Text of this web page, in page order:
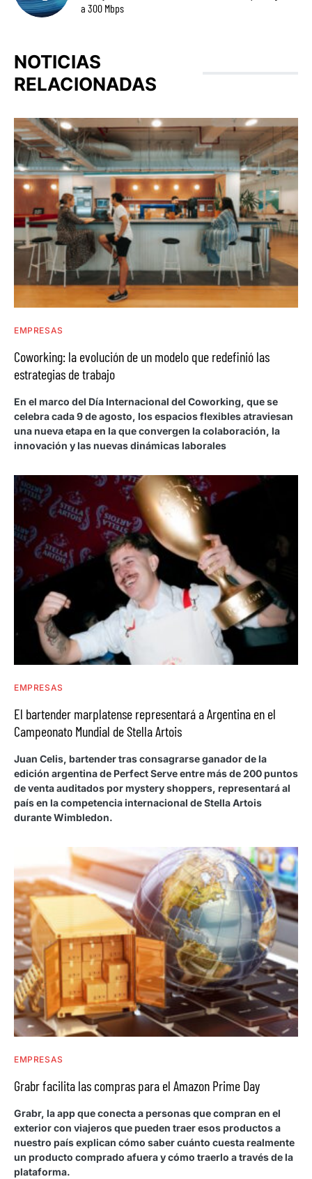
a 300 Mbps
NOTICIAS
RELACIONADAS
EMPRESAS
Coworking: la evolución de un modelo que redefinió las
estrategias de trabajo
En el marco del Día Internacional del Coworking, que se
celebra cada 9 de agosto, los espacios flexibles atraviesan
una nueva etapa en la que convergen la colaboración, la
innovación y las nuevas dinámicas laborales
EMPRESAS
El bartender marplatense representará a Argentina en el
Campeonato Mundial de Stella Artois
Juan Celis, bartender tras consagrarse ganador de la
edición argentina de Perfect Serve entre más de 200 puntos
de venta auditados por mystery shoppers, representará al
país en la competencia internacional de Stella Artois
durante Wimbledon.
EMPRESAS
Grabr facilita las compras para el Amazon Prime Day
Grabr, la app que conecta a personas que compran en el
exterior con viajeros que pueden traer esos productos a
nuestro país explican cómo saber cuánto cuesta realmente
un producto comprado afuera y cómo traerlo a través de la
plataforma.